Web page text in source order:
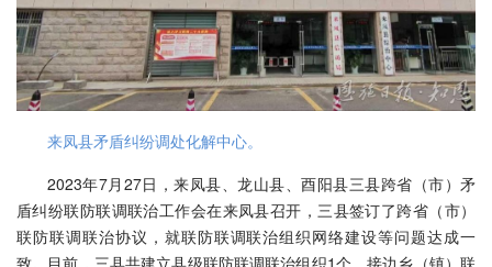
来凤县矛盾纠纷调处化解中心。
2023年7月27日，来凤县、龙山县、酉阳县三县跨省（市）矛
盾纠纷联防联调联治工作会在来凤县召开，三县签订了跨省（市）
联防联调联治协议，就联防联调联治组织网络建设等问题达成一